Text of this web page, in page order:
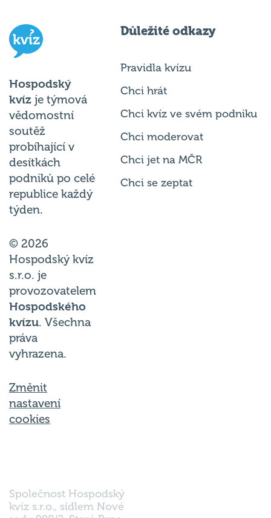
Hospodský
kvíz je týmová
vědomostní
soutěž
probíhající v
desítkách
podniků po celé
republice každý
týden.
© 2026
Hospodský kvíz
s.r.o. je
provozovatelem
Hospodského
kvízu. Všechna
práva
vyhrazena.
Změnit
nastavení
cookies
Důležité odkazy
Pravidla kvízu
Chci hrát
Chci kvíz ve svém podniku
Chci moderovat
Chci jet na MČR
Chci se zeptat
Společnost Hospodský
kvíz s.r.o., sídlem Nové